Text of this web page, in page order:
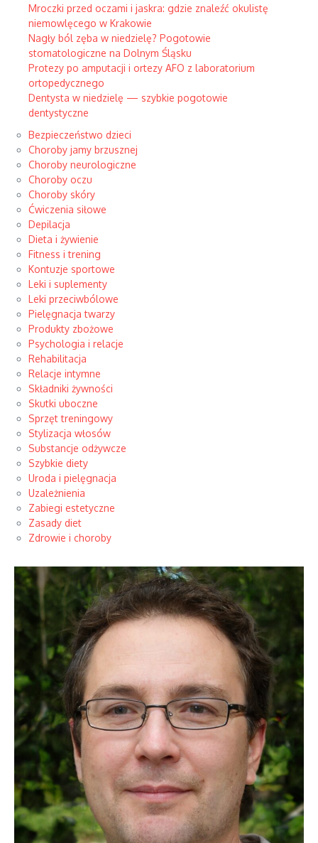
Mroczki przed oczami i jaskra: gdzie znaleźć okulistę
niemowlęcego w Krakowie
Nagły ból zęba w niedzielę? Pogotowie
stomatologiczne na Dolnym Śląsku
Protezy po amputacji i ortezy AFO z laboratorium
ortopedycznego
Dentysta w niedzielę — szybkie pogotowie
dentystyczne
Bezpieczeństwo dzieci
Choroby jamy brzusznej
Choroby neurologiczne
Choroby oczu
Choroby skóry
Ćwiczenia siłowe
Depilacja
Dieta i żywienie
Fitness i trening
Kontuzje sportowe
Leki i suplementy
Leki przeciwbólowe
Pielęgnacja twarzy
Produkty zbożowe
Psychologia i relacje
Rehabilitacja
Relacje intymne
Składniki żywności
Skutki uboczne
Sprzęt treningowy
Stylizacja włosów
Substancje odżywcze
Szybkie diety
Uroda i pielęgnacja
Uzależnienia
Zabiegi estetyczne
Zasady diet
Zdrowie i choroby